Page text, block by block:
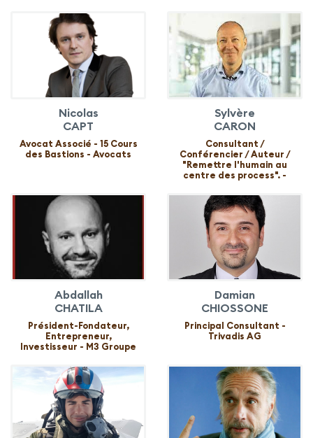
Nicolas
CAPT
Avocat Associé - 15 Cours
des Bastions - Avocats
Sylvère
CARON
Consultant /
Conférencier / Auteur /
"Remettre l'humain au
centre des process". -
Abdallah
CHATILA
Président-Fondateur,
Entrepreneur,
Investisseur - M3 Groupe
Damian
CHIOSSONE
Principal Consultant -
Trivadis AG